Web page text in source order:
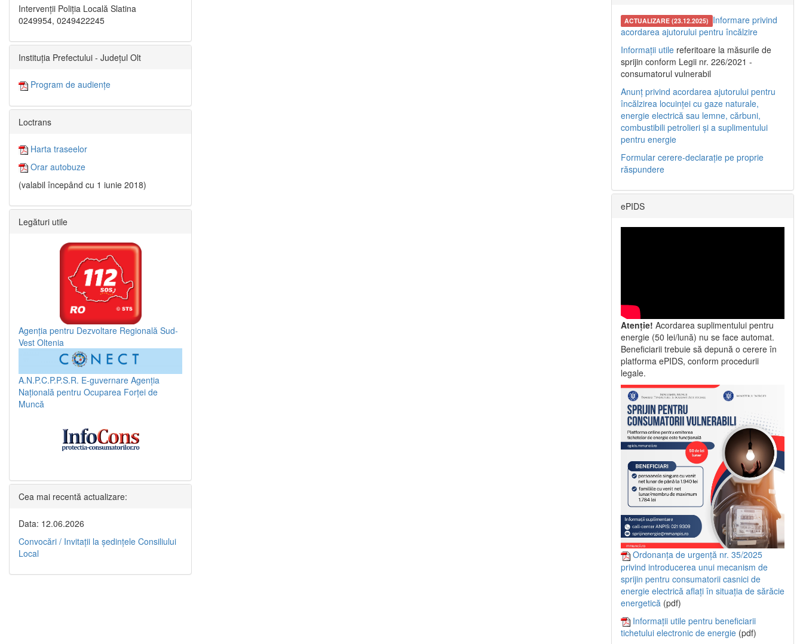
Intervenții Poliția Locală Slatina
0249954, 0249422245
Instituția Prefectului - Județul Olt
Program de audiențe
Loctrans
Harta traseelor
Orar autobuze
(valabil începând cu 1 iunie 2018)
Legături utile
Agenția pentru Dezvoltare Regională Sud-
Vest Oltenia
A.N.P.C.P.P.S.R. E-guvernare Agenția
Națională pentru Ocuparea Forței de
Muncă
Cea mai recentă actualizare:
Data: 12.06.2026
Convocări / Invitaţii la şedinţele Consiliului
Local
ACTUALIZARE (23.12.2025) Informare privind
acordarea ajutorului pentru încălzire
Informații utile referitoare la măsurile de
sprijin conform Legii nr. 226/2021 -
consumatorul vulnerabil
Anunț privind acordarea ajutorului pentru
încălzirea locuinței cu gaze naturale,
energie electrică sau lemne, cărbuni,
combustibili petrolieri și a suplimentului
pentru energie
Formular cerere-declarație pe proprie
răspundere
ePIDS
Atenție! Acordarea suplimentului pentru
energie (50 lei/lună) nu se face automat.
Beneficiarii trebuie să depună o cerere în
platforma ePIDS, conform procedurii
legale.
Ordonanța de urgență nr. 35/2025
privind introducerea unui mecanism de
sprijin pentru consumatorii casnici de
energie electrică aflați în situația de sărăcie
energetică (pdf)
Informații utile pentru beneficiarii
tichetului electronic de energie (pdf)